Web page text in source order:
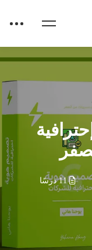
11 درسًا